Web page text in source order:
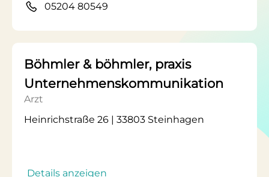
05204 80549
Böhmler & böhmler, praxis
Unternehmenskommunikation
Arzt
Heinrichstraße 26 | 33803 Steinhagen
Details anzeigen